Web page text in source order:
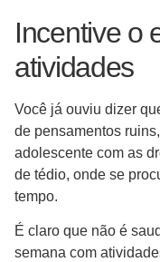
Incentive o
atividades
Você já ouviu dizer
de pensamentos
adolescente com as
de tédio, onde se
tempo.
É claro que não é
semana com